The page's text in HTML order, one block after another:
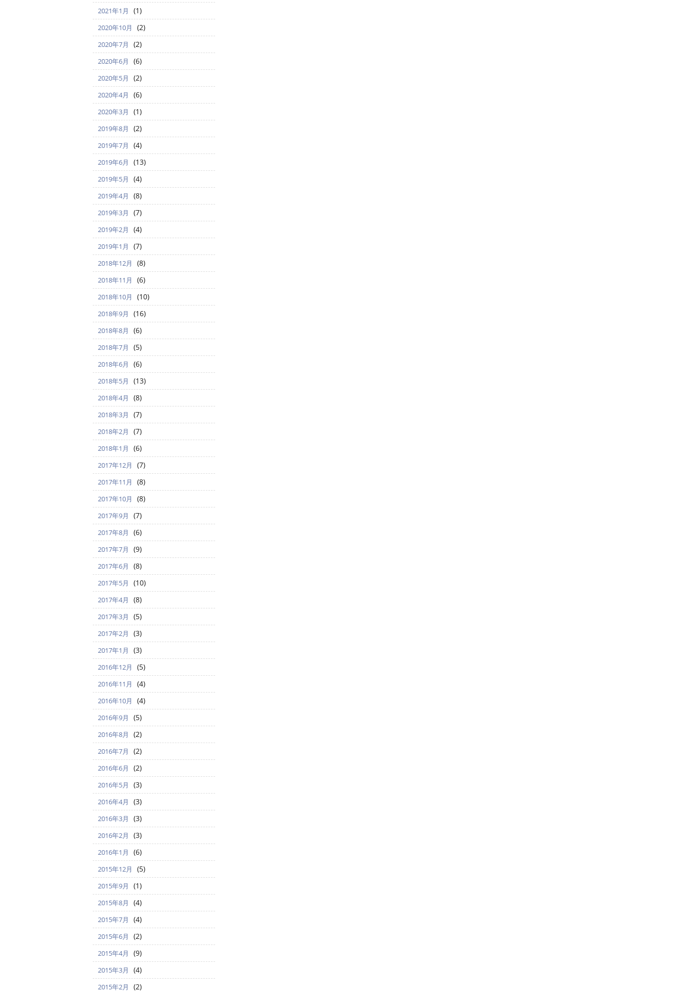
2021年1月 (1)
2020年10月 (2)
2020年7月 (2)
2020年6月 (6)
2020年5月 (2)
2020年4月 (6)
2020年3月 (1)
2019年8月 (2)
2019年7月 (4)
2019年6月 (13)
2019年5月 (4)
2019年4月 (8)
2019年3月 (7)
2019年2月 (4)
2019年1月 (7)
2018年12月 (8)
2018年11月 (6)
2018年10月 (10)
2018年9月 (16)
2018年8月 (6)
2018年7月 (5)
2018年6月 (6)
2018年5月 (13)
2018年4月 (8)
2018年3月 (7)
2018年2月 (7)
2018年1月 (6)
2017年12月 (7)
2017年11月 (8)
2017年10月 (8)
2017年9月 (7)
2017年8月 (6)
2017年7月 (9)
2017年6月 (8)
2017年5月 (10)
2017年4月 (8)
2017年3月 (5)
2017年2月 (3)
2017年1月 (3)
2016年12月 (5)
2016年11月 (4)
2016年10月 (4)
2016年9月 (5)
2016年8月 (2)
2016年7月 (2)
2016年6月 (2)
2016年5月 (3)
2016年4月 (3)
2016年3月 (3)
2016年2月 (3)
2016年1月 (6)
2015年12月 (5)
2015年9月 (1)
2015年8月 (4)
2015年7月 (4)
2015年6月 (2)
2015年4月 (9)
2015年3月 (4)
2015年2月 (2)